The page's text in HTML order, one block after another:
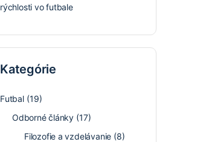
rýchlosti vo futbale
Kategórie
Futbal(19)
Odborné články (17)
Filozofie a vzdelávanie (8)